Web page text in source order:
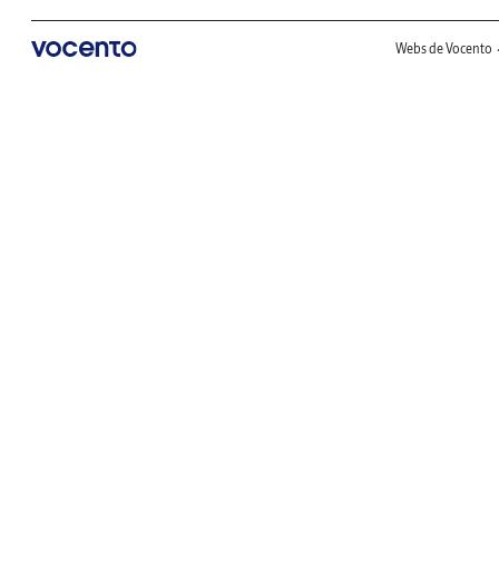
Webs de Vocento